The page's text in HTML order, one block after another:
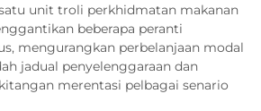
unit troli perkhidmatan makanan
beberapa peranti
mengurangkan perbelanjaan modal
jadual penyelenggaraan dan
merentasi pelbagai senario